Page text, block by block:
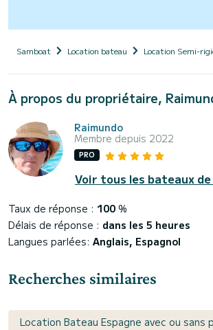
Samboat Location bateau Location Semi-
À propos du propriétaire,
Raimundo
Membre depuis 2022
PRO
Voir tous les bateaux
Taux de réponse : 100 %
Délais de réponse : dans les 5 heures
Langues parlées: Anglais, Espagnol
Recherches similaires
Location Bateau Espagne avec ou sans